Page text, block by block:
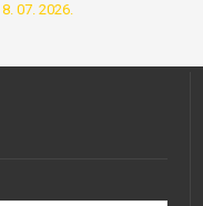
8. 07. 2026.